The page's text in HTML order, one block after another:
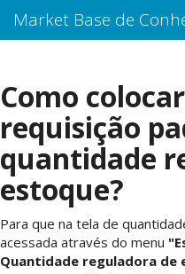
Market Base de
Como
requisição
quantidade
estoque?
Para que na tela de
acessada através do menu
Quantidade reguladora de